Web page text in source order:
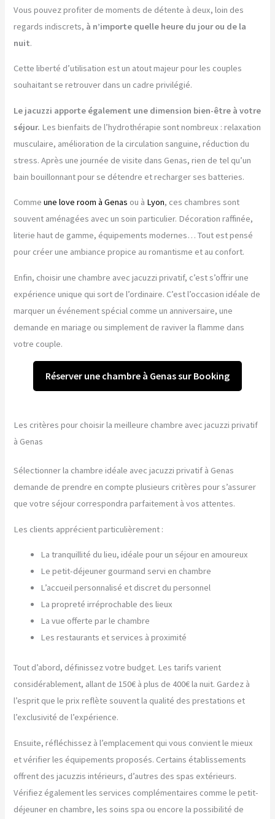
Vous pouvez profiter de moments de détente à deux, loin des
regards indiscrets, à n’importe quelle heure du jour ou de la
nuit.
Cette liberté d’utilisation est un atout majeur pour les couples
souhaitant se retrouver dans un cadre privilégié.
Le jacuzzi apporte également une dimension bien-être à votre
séjour. Les bienfaits de l’hydrothérapie sont nombreux : relaxation
musculaire, amélioration de la circulation sanguine, réduction du
stress. Après une journée de visite dans Genas, rien de tel qu’un
bain bouillonnant pour se détendre et recharger ses batteries.
Comme une love room à Genas ou à Lyon, ces chambres sont
souvent aménagées avec un soin particulier. Décoration raffinée,
literie haut de gamme, équipements modernes… Tout est pensé
pour créer une ambiance propice au romantisme et au confort.
Enfin, choisir une chambre avec jacuzzi privatif, c’est s’offrir une
expérience unique qui sort de l’ordinaire. C’est l’occasion idéale de
marquer un événement spécial comme un anniversaire, une
demande en mariage ou simplement de raviver la flamme dans
votre couple.
Réserver une chambre à Genas sur Booking
Les critères pour choisir la meilleure chambre avec jacuzzi privatif
à Genas
Sélectionner la chambre idéale avec jacuzzi privatif à Genas
demande de prendre en compte plusieurs critères pour s’assurer
que votre séjour correspondra parfaitement à vos attentes.
Les clients apprécient particulièrement :
La tranquillité du lieu, idéale pour un séjour en amoureux
Le petit-déjeuner gourmand servi en chambre
L’accueil personnalisé et discret du personnel
La propreté irréprochable des lieux
La vue offerte par le chambre
Les restaurants et services à proximité
Tout d’abord, définissez votre budget. Les tarifs varient
considérablement, allant de 150€ à plus de 400€ la nuit. Gardez à
l’esprit que le prix reflète souvent la qualité des prestations et
l’exclusivité de l’expérience.
Ensuite, réfléchissez à l’emplacement qui vous convient le mieux
et vérifier les équipements proposés. Certains établissements
offrent des jacuzzis intérieurs, d’autres des spas extérieurs.
Vérifiez également les services complémentaires comme le petit-
déjeuner en chambre, les soins spa ou encore la possibilité de